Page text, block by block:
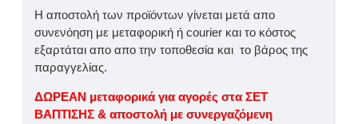
Η αποστολή των προϊόντων γίνεται μετά απο
συνενόηση με μεταφορική ή courier και το κόστος
εξαρτάται απο απο την τοποθεσία και το βάρος της
παραγγελίας.
ΔΩΡΕΑΝ μεταφορικά για αγορές στα ΣΕΤ
ΒΑΠΤΙΣΗΣ & αποστολή με συνεργαζόμενη